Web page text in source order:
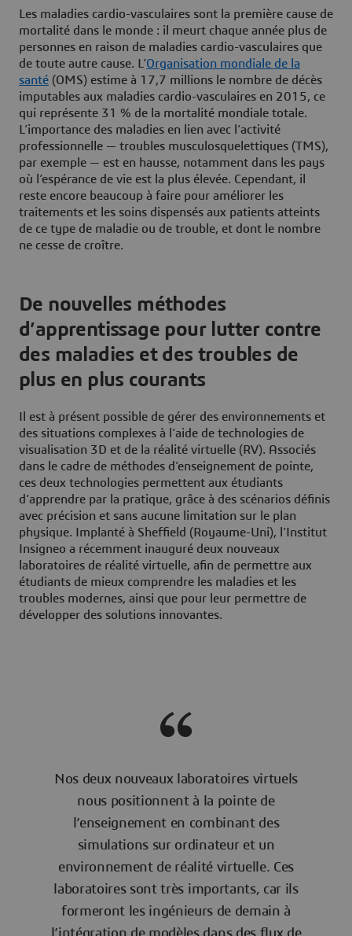
Les maladies cardio-vasculaires sont la première cause de
mortalité dans le monde : il meurt chaque année plus de
personnes en raison de maladies cardio-vasculaires que
de toute autre cause. L’Organisation mondiale de la
santé (OMS) estime à 17,7 millions le nombre de décès
imputables aux maladies cardio-vasculaires en 2015, ce
qui représente 31 % de la mortalité mondiale totale.
L’importance des maladies en lien avec l’activité
professionnelle — troubles musculosquelettiques (TMS),
par exemple — est en hausse, notamment dans les pays
où l’espérance de vie est la plus élevée. Cependant, il
reste encore beaucoup à faire pour améliorer les
traitements et les soins dispensés aux patients atteints
de ce type de maladie ou de trouble, et dont le nombre
ne cesse de croître.
De nouvelles méthodes
d’apprentissage pour lutter contre
des maladies et des troubles de
plus en plus courants
Il est à présent possible de gérer des environnements et
des situations complexes à l’aide de technologies de
visualisation 3D et de la réalité virtuelle (RV). Associés
dans le cadre de méthodes d’enseignement de pointe,
ces deux technologies permettent aux étudiants
d’apprendre par la pratique, grâce à des scénarios définis
avec précision et sans aucune limitation sur le plan
physique. Implanté à Sheffield (Royaume-Uni), l’Institut
Insigneo a récemment inauguré deux nouveaux
laboratoires de réalité virtuelle, afin de permettre aux
étudiants de mieux comprendre les maladies et les
troubles modernes, ainsi que pour leur permettre de
développer des solutions innovantes.
Nos deux nouveaux laboratoires virtuels
nous positionnent à la pointe de
l’enseignement en combinant des
simulations sur ordinateur et un
environnement de réalité virtuelle. Ces
laboratoires sont très importants, car ils
formeront les ingénieurs de demain à